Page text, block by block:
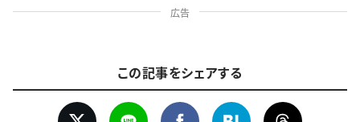
広告
この記事をシェアする